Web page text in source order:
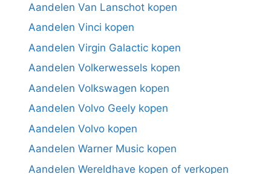
Aandelen Van Lanschot kopen
Aandelen Vinci kopen
Aandelen Virgin Galactic kopen
Aandelen Volkerwessels kopen
Aandelen Volkswagen kopen
Aandelen Volvo Geely kopen
Aandelen Volvo kopen
Aandelen Warner Music kopen
Aandelen Wereldhave kopen of verkopen